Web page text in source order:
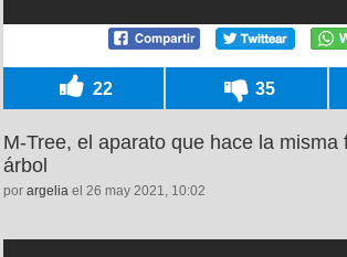
22 35
M-Tree, el aparato que hace la misma
árbol
por argelia el 26 may 2021, 10:02